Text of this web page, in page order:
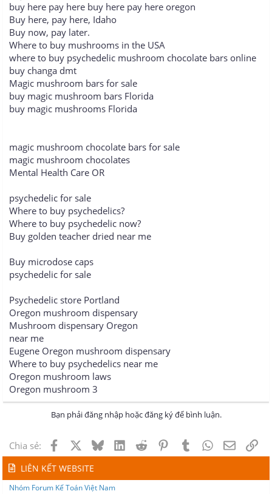
buy here pay here buy here pay here oregon
Buy here, pay here, Idaho
Buy now, pay later.
Where to buy mushrooms in the USA
where to buy psychedelic mushroom chocolate bars online
buy changa dmt
Magic mushroom bars for sale
buy magic mushroom bars Florida
buy magic mushrooms Florida
magic mushroom chocolate bars for sale
magic mushroom chocolates
Mental Health Care OR
psychedelic for sale
Where to buy psychedelics?
Where to buy psychedelic now?
Buy golden teacher dried near me
Buy microdose caps
psychedelic for sale
Psychedelic store Portland
Oregon mushroom dispensary
Mushroom dispensary Oregon
near me
Eugene Oregon mushroom dispensary
Where to buy psychedelics near me
Oregon mushroom laws
Oregon mushroom 3
Bạn phải đăng nhập hoặc đăng ký để bình luận.
Chia sẻ: Facebook BlueskyLinkedInReddit PinterestTumblrWhatsApp
Email
LIÊN KẾT WEBSITE
Nhóm Forum Kế Toán Việt Nam